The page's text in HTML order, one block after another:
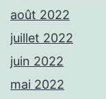
août 2022
juillet 2022
juin 2022
mai 2022